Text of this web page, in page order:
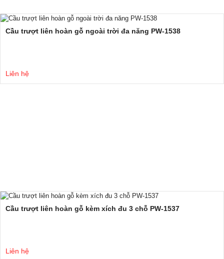
Cầu trượt liên hoàn gỗ ngoài trời đa năng PW-1538
Liên hệ
Cầu trượt liên hoàn gỗ kèm xích đu 3 chỗ PW-1537
Liên hệ